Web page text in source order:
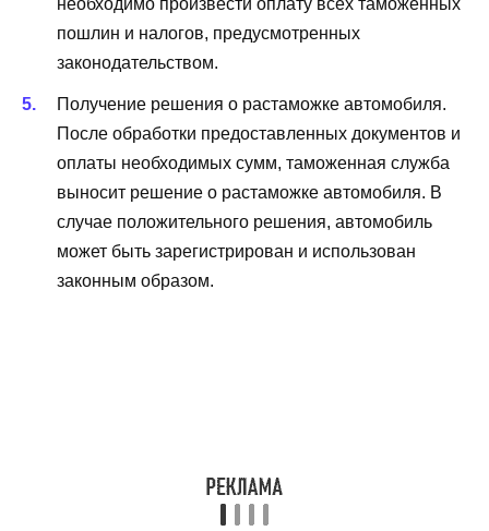
пошлин и налогов, предусмотренных
законодательством.
Получение решения о растаможке автомобиля.
После обработки предоставленных документов и
оплаты необходимых сумм, таможенная служба
выносит решение о растаможке автомобиля. В
случае положительного решения, автомобиль
может быть зарегистрирован и использован
законным образом.